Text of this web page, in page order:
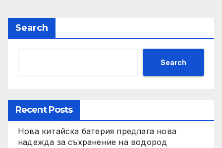
Search
Search
Recent Posts
Нова китайска батерия предлага нова
надежда за съхранение на водород